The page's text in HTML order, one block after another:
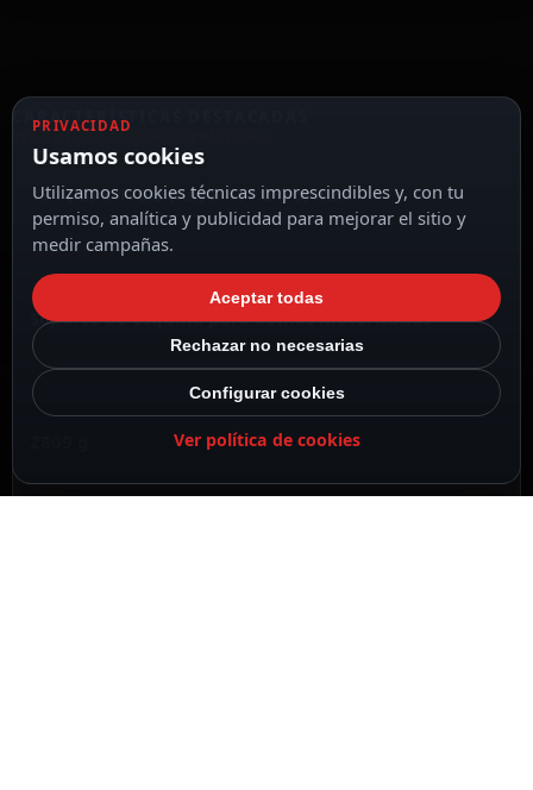
CARACTERÍSTICAS DESTACADAS
VER TODAS LAS CARACTERÍSTICAS
194 (Al) x 176.8 (An) x 417.8 (Fo) mm
Soporte de esquina para domos motorizadas
PRIVACIDAD
Usamos cookies
Utilizamos cookies técnicas imprescindibles y, con tu
permiso, analítica y publicidad para mejorar el sitio y
medir campañas.
Aceptar todas
Rechazar no necesarias
Configurar cookies
Ver política de cookies